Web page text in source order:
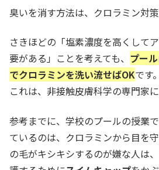
臭いを消す方法は、クロラミン対策
さきほどの「塩素濃度を高くして
要がある」ことを考えても、 プー
でクロラミンを洗い流せばOKです。
これは、非接触皮膚科学の専門家
参考までに、学校のプールの授業で
ているのは、クロラミンから目を
の毛がキシキシするのが嫌な人は